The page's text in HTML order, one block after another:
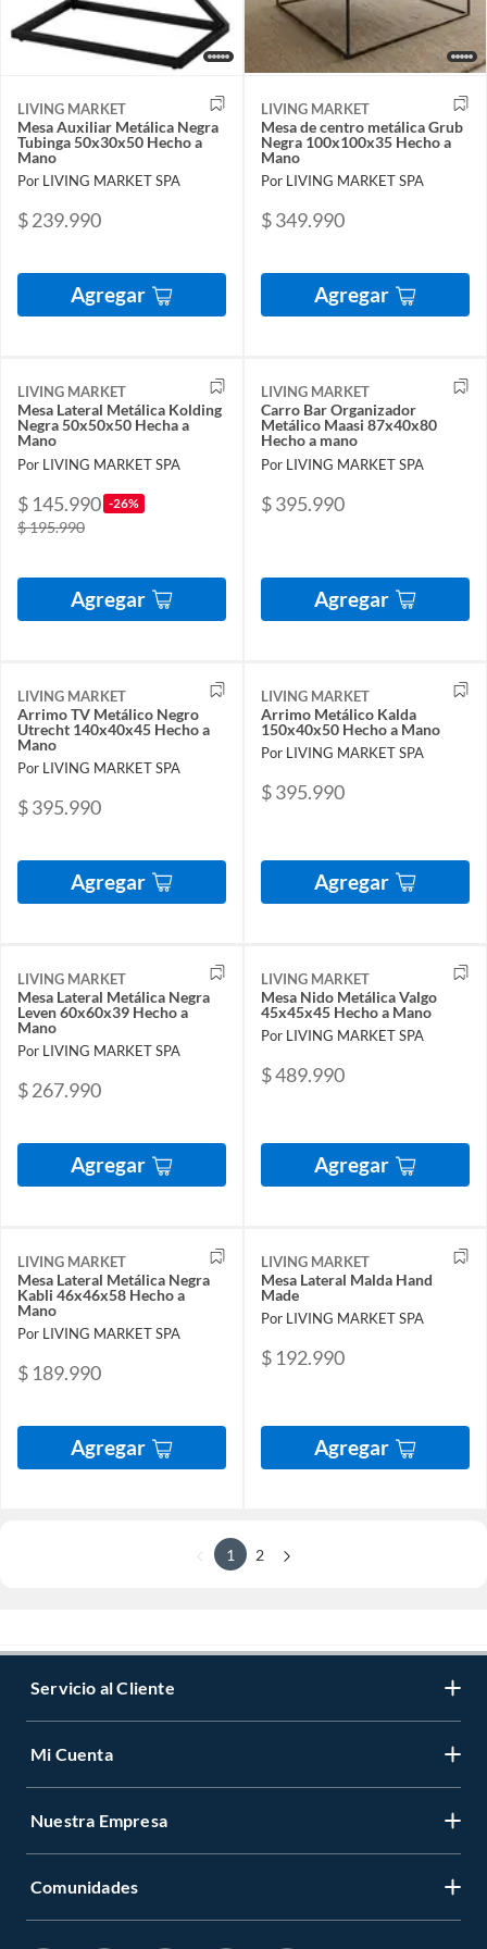
LIVING MARKET
Mesa Auxiliar Metálica Negra
Tubinga 50x30x50 Hecho a
Mano
Por LIVING MARKET SPA
$ 239.990
Agregar
LIVING MARKET
Mesa de centro metálica Grub
Negra 100x100x35 Hecho a
Mano
Por LIVING MARKET SPA
$ 349.990
Agregar
LIVING MARKET
Mesa Lateral Metálica Kolding
Negra 50x50x50 Hecha a
Mano
Por LIVING MARKET SPA
$ 145.990 -26%
$ 195.990
Agregar
LIVING MARKET
Carro Bar Organizador
Metálico Maasi 87x40x80
Hecho a mano
Por LIVING MARKET SPA
$ 395.990
Agregar
LIVING MARKET
Arrimo TV Metálico Negro
Utrecht 140x40x45 Hecho a
Mano
Por LIVING MARKET SPA
$ 395.990
Agregar
LIVING MARKET
Arrimo Metálico Kalda
150x40x50 Hecho a Mano
Por LIVING MARKET SPA
$ 395.990
Agregar
LIVING MARKET
Mesa Lateral Metálica Negra
Leven 60x60x39 Hecho a
Mano
Por LIVING MARKET SPA
$ 267.990
Agregar
LIVING MARKET
Mesa Nido Metálica Valgo
45x45x45 Hecho a Mano
Por LIVING MARKET SPA
$ 489.990
Agregar
LIVING MARKET
Mesa Lateral Metálica Negra
Kabli 46x46x58 Hecho a
Mano
Por LIVING MARKET SPA
$ 189.990
Agregar
LIVING MARKET
Mesa Lateral Malda Hand
Made
Por LIVING MARKET SPA
$ 192.990
Agregar
1 2
Servicio al Cliente
Mi Cuenta
Nuestra Empresa
Comunidades